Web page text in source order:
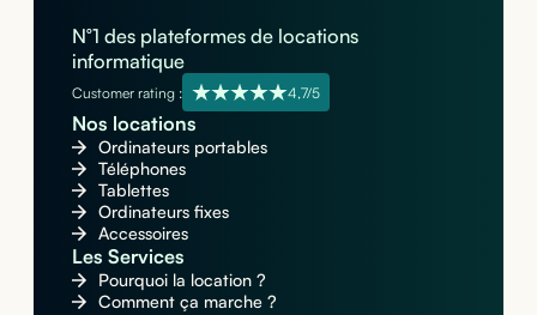
N°1 des plateformes de locations
informatique
Customer rating : 4,7/5
Nos locations
Ordinateurs portables
Téléphones
Tablettes
Ordinateurs fixes
Accessoires
Les Services
Pourquoi la location ?
Comment ça marche ?